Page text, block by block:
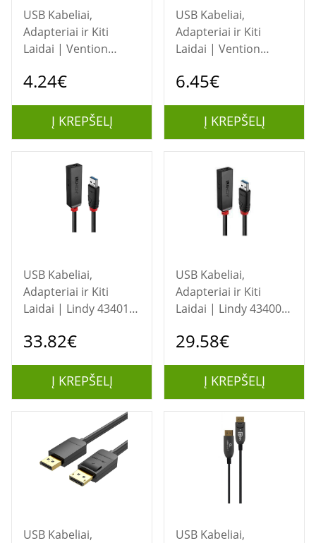
USB Kabeliai,
Adapteriai ir Kiti
Laidai | Vention
kabelis (modelis
4.24€
Į KREPŠELĮ
USB Kabeliai,
Adapteriai ir Kiti
Laidai | Vention
m kabelis (modelis
6.45€
Į KREPŠELĮ
USB Kabeliai,
Adapteriai ir Kiti
Laidai | Lindy 43401
kabelis 5 m
33.82€
Į KREPŠELĮ
USB Kabeliai,
Adapteriai ir Kiti
Laidai | Lindy 43400
kabelis 3 m
29.58€
Į KREPŠELĮ
USB Kabeliai,
USB Kabeliai,